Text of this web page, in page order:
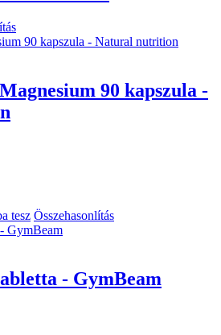
90 kapszula -
tesz Összehasonlítás
- GymBeam